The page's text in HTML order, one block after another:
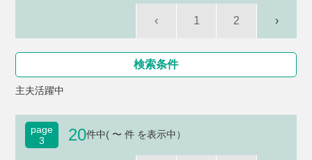
‹ 1 2 ›
検索条件
主夫活躍中
page
3
20件中( 〜 件 を表示中）